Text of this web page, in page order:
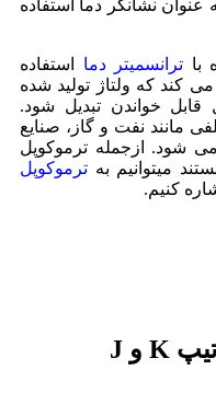
عنوان نشانگر دما استفاده
با ترانسمیتر دما استفاده
‌کند که ولتاژ تولید شده
خواندن تبدیل شود.
مانند نفت و گاز، صنایع
می ‌شود. ازجمله ترموکوپل
ترموکوپل
کنیم.
تفاوت ترموکوپل های تیپ K و J